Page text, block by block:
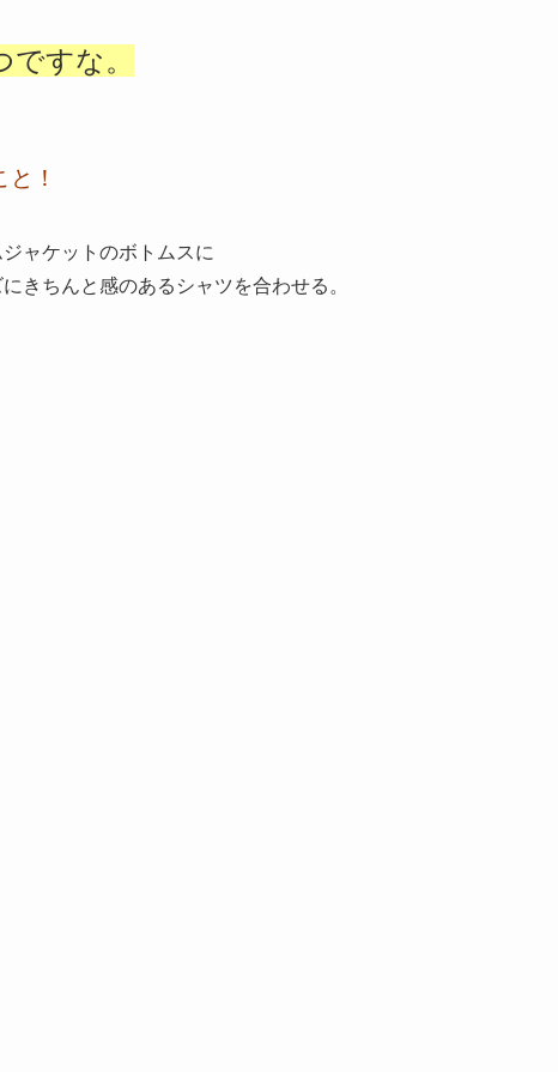
すな。
！
ャケットのボトムスに
きちんと感のあるシャツを合わせる。